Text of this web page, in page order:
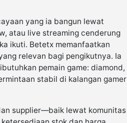
yang ia bangun lewat
atau live streaming cenderung
ikuti. Betetx memanfaatkan
relevan bagi pengikutnya. Ia
pemain game: diamond,
stabil di kalangan gamer
supplier—baik lewat komunitas